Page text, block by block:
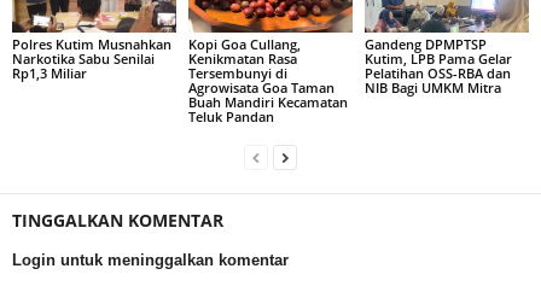
Polres Kutim Musnahkan
Narkotika Sabu Senilai
Rp1,3 Miliar
Kopi Goa Cullang,
Kenikmatan Rasa
Tersembunyi di
Agrowisata Goa Taman
Buah Mandiri Kecamatan
Teluk Pandan
Gandeng DPMPTSP
Kutim, LPB Pama Gelar
Pelatihan OSS-RBA dan
NIB Bagi UMKM Mitra
TINGGALKAN KOMENTAR
Login untuk meninggalkan komentar